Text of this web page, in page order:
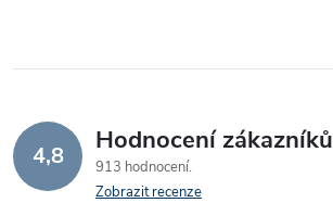
4,8 Hodnocení zákazníků
913 hodnocení
Zobrazit recenze